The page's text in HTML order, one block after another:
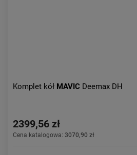
Komplet kół MAVIC Deemax DH
2399,56 zł
Cena katalogowa: 3070,90 zł